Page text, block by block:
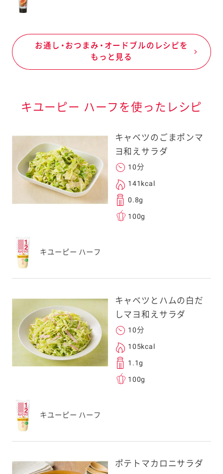
お通し・おつまみ・オードブルのレシピを
もっと見る
キユーピー ハーフを使ったレシピ
キャベツのごまポンマ
ヨ和えサラダ
10分
141kcal
0.8g
100g
キユーピー ハーフ
キャベツとハムの白だ
しマヨ和えサラダ
10分
105kcal
1.1g
100g
キユーピー ハーフ
ポテトマカロニサラダ